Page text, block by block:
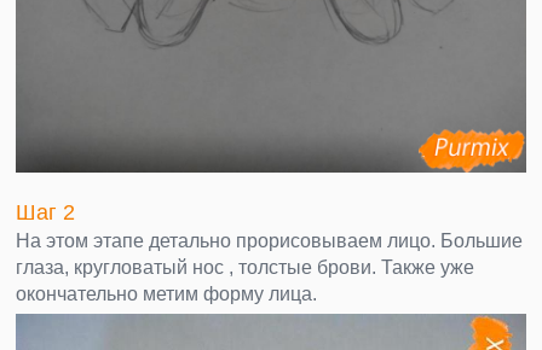
Шаг 2
На этом этапе детально прорисовываем лицо. Большие
глаза, кругловатый нос , толстые брови. Также уже
окончательно метим форму лица.